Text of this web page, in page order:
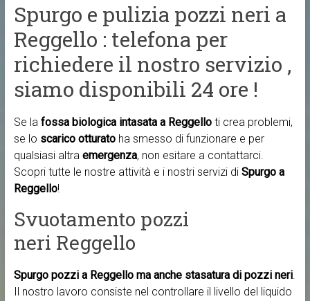
Spurgo e pulizia pozzi neri a
Reggello : telefona per
richiedere il nostro servizio ,
siamo disponibili 24 ore !
Se la fossa biologica intasata a Reggelloti crea problemi,
se lo scarico otturatoha smesso di funzionare e per
qualsiasi altra emergenza, non esitare a contattarci.
Scopri tutte le nostre attività e i nostri servizi di Spurgo a
Reggello!
Svuotamento pozzi
neri Reggello
Spurgo pozzi a Reggello ma anche stasatura di pozzi neri.
Il nostro lavoro consiste nel controllare il livello del liquido